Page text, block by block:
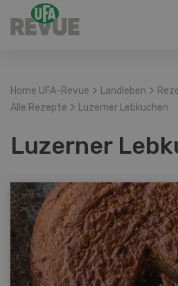
Home UFA-Revue > Landleben >
Alle Rezepte > Luzerner Lebkuchen
Luzerner